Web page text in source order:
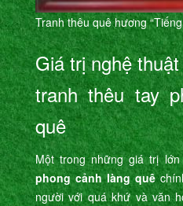
Tranh thêu quê hương
Giá trị nghệ
tranh thêu tay
quê
Một trong những giá trị
phong cảnh làng quê
người với quá khứ và văn